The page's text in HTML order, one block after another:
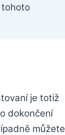
tohoto
je totiž
dokončení
můžete